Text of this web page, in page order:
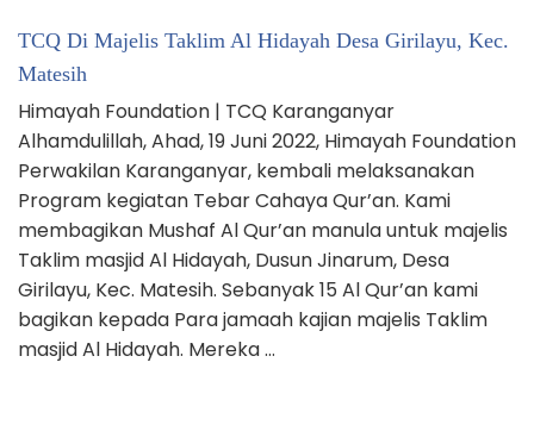
TCQ Di Majelis Taklim Al Hidayah Desa Girilayu, Kec.
Matesih
Himayah Foundation | TCQ Karanganyar
Alhamdulillah, Ahad, 19 Juni 2022, Himayah Foundation
Perwakilan Karanganyar, kembali melaksanakan
Program kegiatan Tebar Cahaya Qur’an. Kami
membagikan Mushaf Al Qur’an manula untuk majelis
Taklim masjid Al Hidayah, Dusun Jinarum, Desa
Girilayu, Kec. Matesih. Sebanyak 15 Al Qur’an kami
bagikan kepada Para jamaah kajian majelis Taklim
masjid Al Hidayah. Mereka …